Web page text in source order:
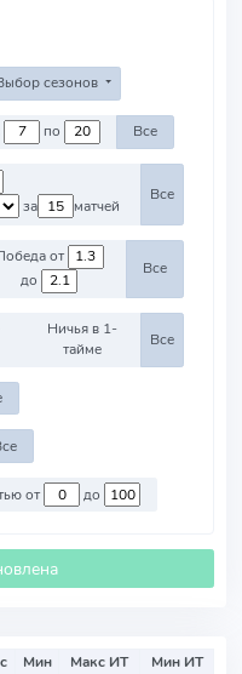
сезонов
по Все
за
матчей
Все
Победа от
до
Все
Ничья в 1-
тайме
Все
Против команд со стоимостью от до
Мин Макс ИТ
Мин ИТ